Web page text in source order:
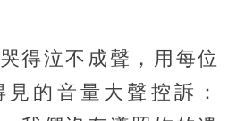
得泣不成聲，用每位
的音量大聲控訴：